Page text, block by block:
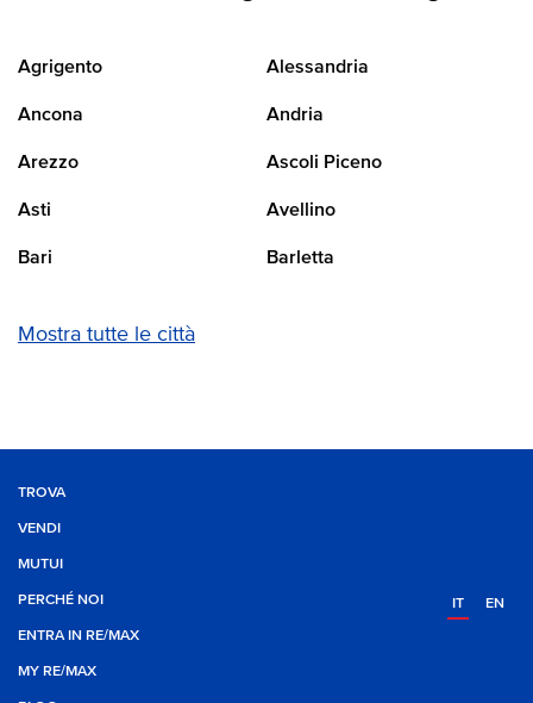
Agrigento Alessandria
Ancona Andria
Arezzo Ascoli Piceno
Asti Avellino
Bari Barletta
Mostra tutte le città
TROVA
VENDI
MUTUI
PERCHÉ NOI
ENTRA IN RE/MAX
MY RE/MAX
IT EN